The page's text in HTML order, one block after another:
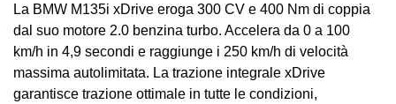
La BMW M135i xDrive eroga 300 CV e 400 Nm di coppia
dal suo motore 2.0 benzina turbo. Accelera da 0 a 100
km/h in 4,9 secondi e raggiunge i 250 km/h di velocità
massima autolimitata. La trazione integrale xDrive
garantisce trazione ottimale in tutte le condizioni,